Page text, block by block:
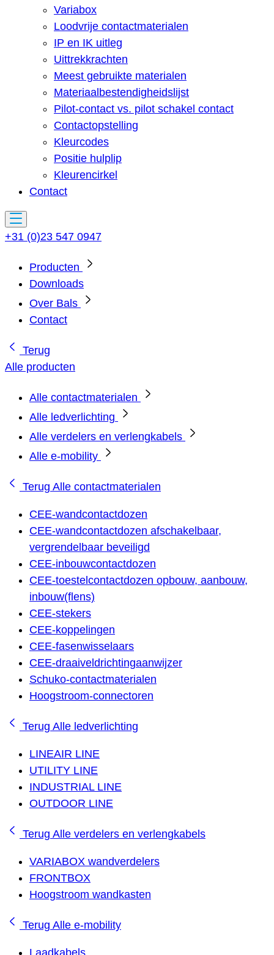
Variabox
Loodvrije contactmaterialen
IP en IK uitleg
Uittrekkrachten
Meest gebruikte materialen
Materiaalbestendigheidslijst
Pilot-contact vs. pilot schakel contact
Contactopstelling
Kleurcodes
Positie hulplip
Kleurencirkel
Contact
+31 (0)23 547 0947
Producten
Downloads
Over Bals
Contact
Terug
Alle producten
Alle contactmaterialen
Alle ledverlichting
Alle verdelers en verlengkabels
Alle e-mobility
Terug Alle contactmaterialen
CEE-wandcontactdozen
CEE-wandcontactdozen afschakelbaar,
vergrendelbaar beveiligd
CEE-inbouwcontactdozen
CEE-toestelcontactdozen opbouw, aanbouw,
inbouw(flens)
CEE-stekers
CEE-koppelingen
CEE-fasenwisselaars
CEE-draaiveldrichtingaanwijzer
Schuko-contactmaterialen
Hoogstroom-connectoren
Terug Alle ledverlichting
LINEAIR LINE
UTILITY LINE
INDUSTRIAL LINE
OUTDOOR LINE
Terug Alle verdelers en verlengkabels
VARIABOX wandverdelers
FRONTBOX
Hoogstroom wandkasten
Terug Alle e-mobility
Laadkabels